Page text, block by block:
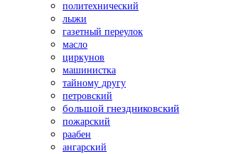
политехнический
лыжи
газетный переулок
масло
циркунов
машинистка
тайному другу
петровский
большой гнездниковский
пожарский
раабен
ангарский